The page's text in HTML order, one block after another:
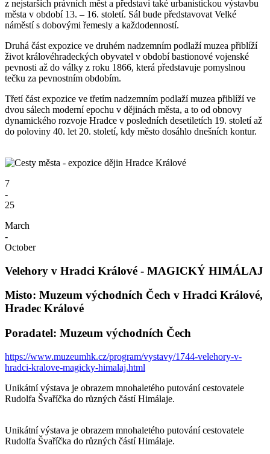
z nejstarších právních měst a představí také urbanistickou výstavbu
města v období 13. – 16. století. Sál bude představovat Velké
náměstí s dobovými řemesly a každodenností.
Druhá část expozice ve druhém nadzemním podlaží muzea přiblíží
život královéhradeckých obyvatel v období bastionové vojenské
pevnosti až do války z roku 1866, která představuje pomyslnou
tečku za pevnostním obdobím.
Třetí část expozice ve třetím nadzemním podlaží muzea přiblíží ve
dvou sálech moderní epochu v dějinách města, a to od obnovy
dynamického rozvoje Hradce v posledních desetiletích 19. století až
do poloviny 40. let 20. století, kdy město dosáhlo dnešních kontur.
7
-
25
March
-
October
Velehory v Hradci Králové - MAGICKÝ HIMÁLAJ
Misto: Muzeum východních Čech v Hradci Králové,
Hradec Králové
Poradatel: Muzeum východních Čech
https://www.muzeumhk.cz/program/vystavy/1744-velehory-v-
hradci-kralove-magicky-himalaj.html
Unikátní výstava je obrazem mnohaletého putování cestovatele
Rudolfa Švaříčka do různých částí Himálaje.
Unikátní výstava je obrazem mnohaletého putování cestovatele
Rudolfa Švaříčka do různých částí Himálaje.